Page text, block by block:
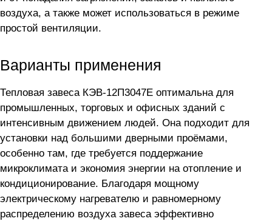
воздуха, а также может использоваться в режиме
простой вентиляции.
Варианты применения
Тепловая завеса КЭВ-12П3047Е оптимальна для
промышленных, торговых и офисных зданий с
интенсивным движением людей. Она подходит для
установки над большими дверными проёмами,
особенно там, где требуется поддержание
микроклимата и экономия энергии на отопление и
кондиционирование. Благодаря мощному
электрическому нагревателю и равномерному
распределению воздуха завеса эффективно